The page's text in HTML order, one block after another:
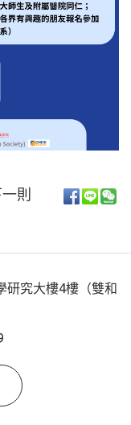
則
研究大樓4樓（雙和